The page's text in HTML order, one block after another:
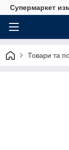
Супермаркет
Товари та